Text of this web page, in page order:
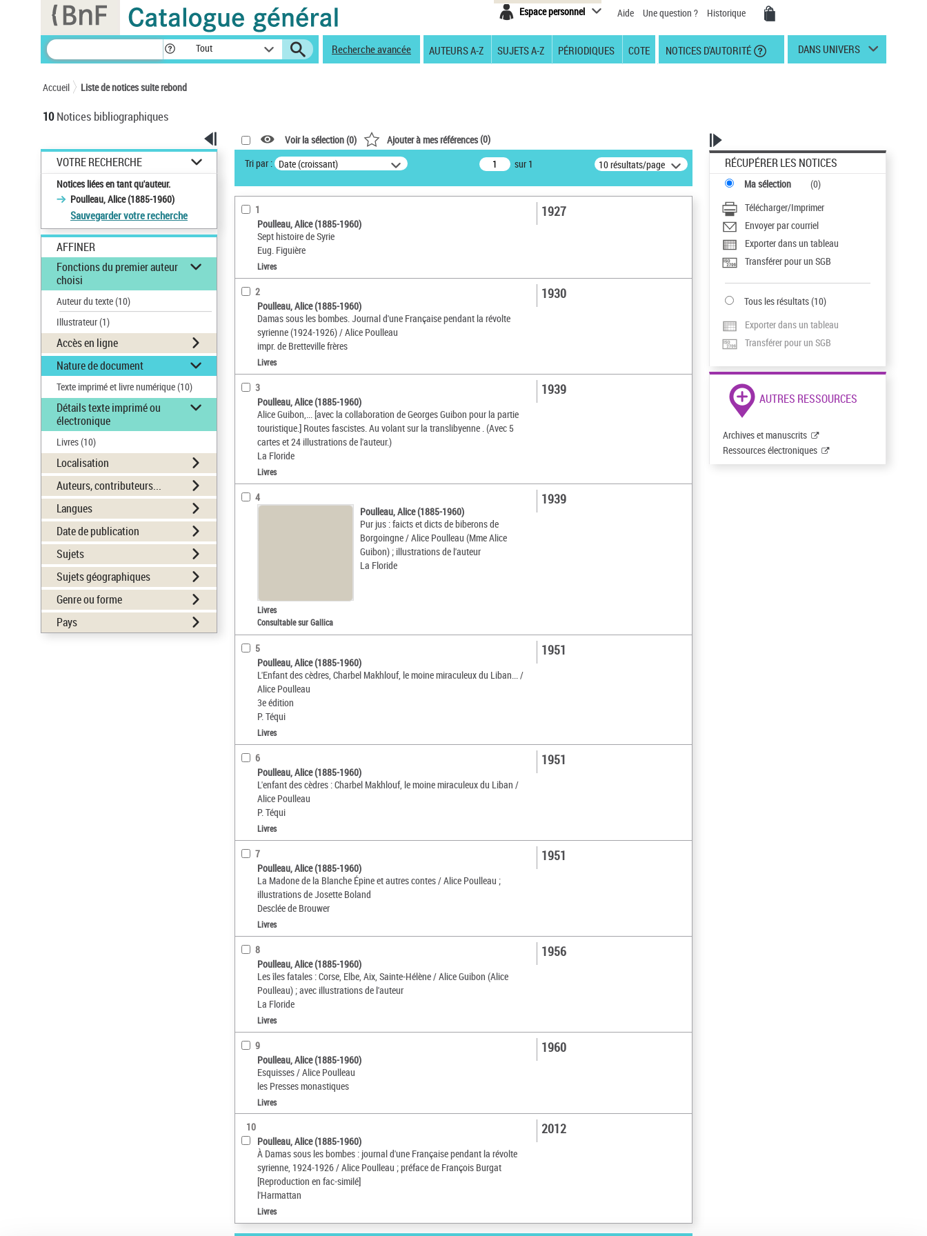
Espace personnel Aide Une question ? Historique
Tout Recherche avancée AUTEURS A-Z SUJETS A-Z PÉRIODIQUES COTE NOTICES D'AUTORITÉ DANS UNIVERS
Accueil Liste de notices suite rebond
10Notices bibliographiques
VOTRE RECHERCHE
Notices liées en tant qu'auteur.
Poulleau, Alice (1885-1960)
Sauvegarder votre recherche
AFFINER
Fonctions du premier auteur
choisi
Auteur du texte(10)
Illustrateur(1)
Accès en ligne
Nature de document
Texte imprimé et livre numérique(10)
Détails texte imprimé ou
électronique
Livres(10)
Localisation
Auteurs, contributeurs...
Langues
Date de publication
Sujets
Sujets géographiques
Genre ou forme
Pays
Voir la sélection (0) Ajouter à mes références(0)
Tri par : Date (croissant) sur 1 10 résultats/page
1
Poulleau, Alice (1885-1960)
Sept histoire de Syrie
Eug. Figuière
1927
Livres
2
Poulleau, Alice (1885-1960)
Damas sous les bombes. Journal d'une Française pendant la révolte
syrienne (1924-1926) / Alice Poulleau
impr. de Bretteville frères
1930
Livres
3
Poulleau, Alice (1885-1960)
Alice Guibon,... [avec la collaboration de Georges Guibon pour la partie
touristique.] Routes fascistes. Au volant sur la translibyenne . (Avec 5
cartes et 24 illustrations de l'auteur.)
La Floride
1939
Livres
4
Poulleau, Alice (1885-1960)
Pur jus : faicts et dicts de biberons de
Borgoingne / Alice Poulleau (Mme Alice
Guibon) ; illustrations de l'auteur
La Floride
1939
Livres
Consultable sur Gallica
5
Poulleau, Alice (1885-1960)
L'Enfant des cèdres, Charbel Makhlouf, le moine miraculeux du Liban... /
Alice Poulleau
3e édition
P. Téqui
1951
Livres
6
Poulleau, Alice (1885-1960)
L'enfant des cèdres : Charbel Makhlouf, le moine miraculeux du Liban /
Alice Poulleau
P. Téqui
1951
Livres
7
Poulleau, Alice (1885-1960)
La Madone de la Blanche Épine et autres contes / Alice Poulleau ;
illustrations de Josette Boland
Desclée de Brouwer
1951
Livres
8
Poulleau, Alice (1885-1960)
Les îles fatales : Corse, Elbe, Aix, Sainte-Hélène / Alice Guibon (Alice
Poulleau) ; avec illustrations de l'auteur
La Floride
1956
Livres
9
Poulleau, Alice (1885-1960)
Esquisses / Alice Poulleau
les Presses monastiques
1960
Livres
10
Poulleau, Alice (1885-1960)
À Damas sous les bombes : journal d'une Française pendant la révolte
syrienne, 1924-1926 / Alice Poulleau ; préface de François Burgat
[Reproduction en fac-similé]
l'Harmattan
2012
Livres
RÉCUPÉRER LES NOTICES
Ma sélection (0)
Télécharger/Imprimer
Envoyer par courriel
Exporter dans un tableau
Transférer pour un SGB
Tous les résultats(10)
Exporter dans un tableau
Transférer pour un SGB
AUTRES RESSOURCES
Archives et manuscrits
Ressources électroniques
Panneau de gestion des cookies